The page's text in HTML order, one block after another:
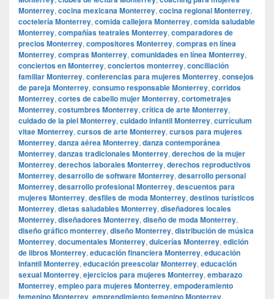
Monterrey, cocina mexicana Monterrey, cocina regional Monterrey,
coctelería Monterrey, comida callejera Monterrey, comida saludable
Monterrey, compañías teatrales Monterrey, comparadores de
precios Monterrey, compositores Monterrey, compras en línea
Monterrey, compras Monterrey, comunidades en línea Monterrey,
conciertos en Monterrey, conciertos monterrey, conciliación
familiar Monterrey, conferencias para mujeres Monterrey, consejos
de pareja Monterrey, consumo responsable Monterrey, corridos
Monterrey, cortes de cabello mujer Monterrey, cortometrajes
Monterrey, costumbres Monterrey, crítica de arte Monterrey,
cuidado de la piel Monterrey, cuidado infantil Monterrey, currículum
vitae Monterrey, cursos de arte Monterrey, cursos para mujeres
Monterrey, danza aérea Monterrey, danza contemporánea
Monterrey, danzas tradicionales Monterrey, derechos de la mujer
Monterrey, derechos laborales Monterrey, derechos reproductivos
Monterrey, desarrollo de software Monterrey, desarrollo personal
Monterrey, desarrollo profesional Monterrey, descuentos para
mujeres Monterrey, desfiles de moda Monterrey, destinos turísticos
Monterrey, dietas saludables Monterrey, diseñadores locales
Monterrey, diseñadores Monterrey, diseño de moda Monterrey,
diseño gráfico monterrey, diseño Monterrey, distribución de música
Monterrey, documentales Monterrey, dulcerías Monterrey, edición
de libros Monterrey, educación financiera Monterrey, educación
infantil Monterrey, educación preescolar Monterrey, educación
sexual Monterrey, ejercicios para mujeres Monterrey, embarazo
Monterrey, empleo para mujeres Monterrey, empoderamiento
femenino Monterrey, emprendimiento femenino Monterrey,